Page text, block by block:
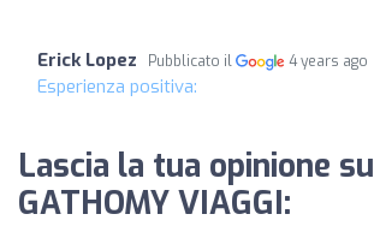
Erick Lopez Pubblicato il 4 years ago
Esperienza positiva:
Lascia la tua opinione su
GATHOMY VIAGGI: